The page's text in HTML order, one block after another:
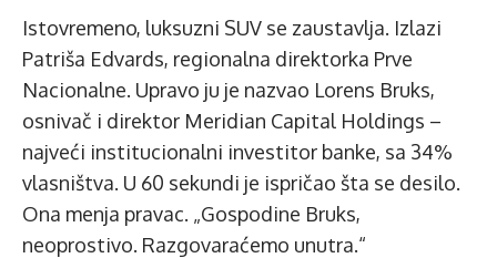
Istovremeno, luksuzni SUV se zaustavlja. Izlazi
Patriša Edvards, regionalna direktorka Prve
Nacionalne. Upravo ju je nazvao Lorens Bruks,
osnivač i direktor Meridian Capital Holdings –
najveći institucionalni investitor banke, sa 34%
vlasništva. U 60 sekundi je ispričao šta se desilo.
Ona menja pravac. „Gospodine Bruks,
neoprostivo. Razgovaraćemo unutra.“